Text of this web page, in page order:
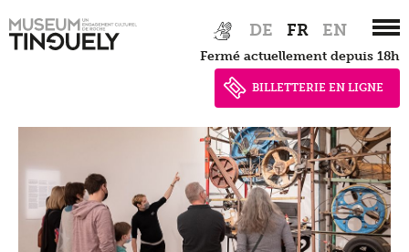
Hauptnavigation
to
DE FR EN
Fermé actuellement depuis 18h
BILLETTERIE EN LIGNE
Tinguely100
Marcher
Kultur Inklusiv
Entendre
Presse